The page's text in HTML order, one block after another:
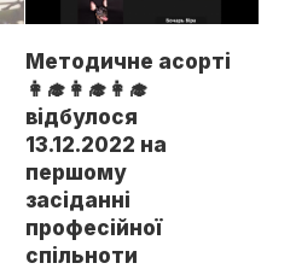
Методичне асорті
👩‍🎓👩‍🎓👩‍🎓
відбулося
13.12.2022 на
першому
засіданні
професійної
спільноти